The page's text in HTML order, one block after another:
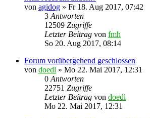
von agidog » Fr 18. Aug 2017, 07:42
3 Antworten
12509 Zugriffe
Letzter Beitrag von fmh
So 20. Aug 2017, 08:14
Forum vorübergehend geschlossen
von doedl » Mo 22. Mai 2017, 12:31
0 Antworten
22751 Zugriffe
Letzter Beitrag von doedl
Mo 22. Mai 2017, 12:31